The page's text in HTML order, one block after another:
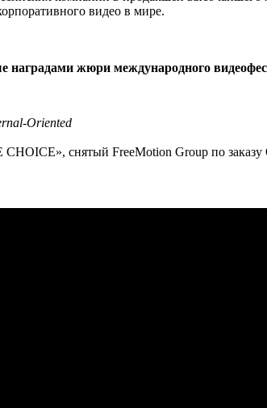
видео в мире.
наградами жюри международного
Oriented
снятый FreeMotion Group по